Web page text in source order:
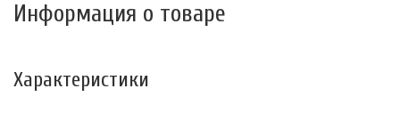
Информация о товаре
Характеристики